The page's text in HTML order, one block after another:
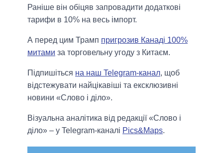
Раніше він обіцяв запровадити додаткові
тарифи в 10% на весь імпорт.
А перед цим Трамп пригрозив Канаді 100%
митами за торговельну угоду з Китаєм.
Підпишіться на наш Telegram-канал, щоб
відстежувати найцікавіші та ексклюзивні
новини «Слово і діло».
Візуальна аналітика від редакції «Слово і
діло» – у Telegram-каналі Pics&Maps.